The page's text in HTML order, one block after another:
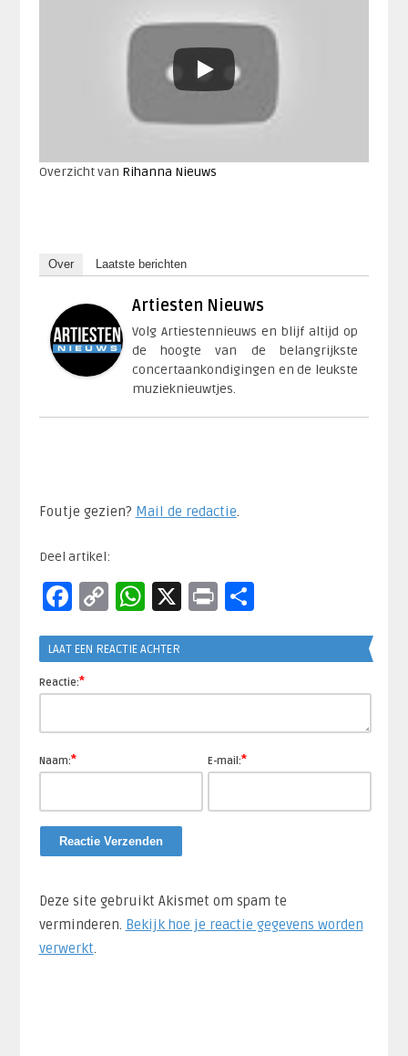
Overzicht van Rihanna Nieuws
Over Laatste berichten
Artiesten Nieuws
Volg Artiestennieuws en blijf altijd op
de hoogte van de belangrijkste
concertaankondigingen en de leukste
muzieknieuwtjes.
Foutje gezien? Mail de redactie.​
Deel artikel:
Facebook
CopyWhatsApp
X PrintDelen
LAAT EEN REACTIE ACHTER
Reactie:*
Naam:* E-mail:*
Deze site gebruikt Akismet om spam te
verminderen. Bekijk hoe je reactie gegevens worden
verwerkt.